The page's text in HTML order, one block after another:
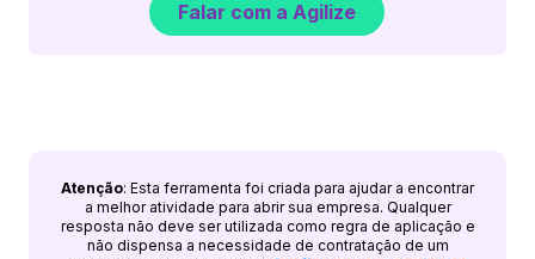
Falar com a Agilize
Atenção: Esta ferramenta foi criada para ajudar a encontrar
a melhor atividade para abrir sua empresa. Qualquer
resposta não deve ser utilizada como regra de aplicação e
não dispensa a necessidade de contratação de um